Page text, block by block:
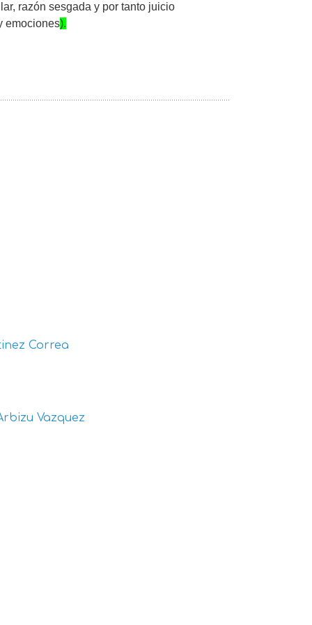
razón sesgada y por tanto juicio
emociones).
Correa
Vazquez